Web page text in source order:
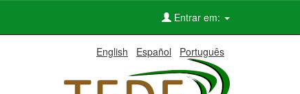
Entrar em:
English Español Português